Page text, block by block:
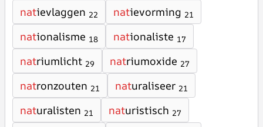
natievlaggen 22 natievorming 21
nationalisme 18 nationaliste 17
natriumlicht 29 natriumoxide 27
natronzouten 21 naturaliseer 21
naturalisten 21 naturistisch 27